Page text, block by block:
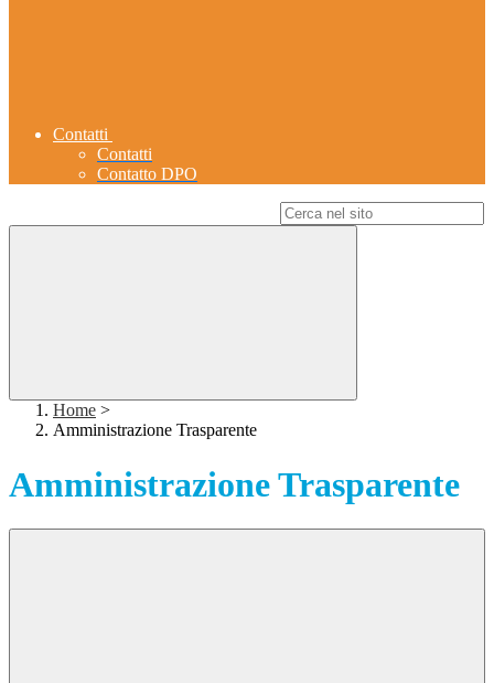
Contatti
Contatti
Contatto DPO
Home >
Amministrazione Trasparente
Amministrazione Trasparente